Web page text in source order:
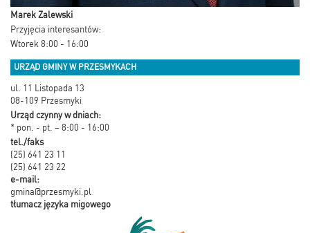
Marek Zalewski
Przyjęcia interesantów:
Wtorek 8:00 - 16:00
URZĄD GMINY W PRZESMYKACH
ul. 11 Listopada 13
08-109 Przesmyki
Urząd czynny w dniach:
* pon. - pt. – 8:00 - 16:00
tel./faks
(25) 641 23 11
(25) 641 23 22
e-mail:
gmina@przesmyki.pl
tłumacz języka migowego